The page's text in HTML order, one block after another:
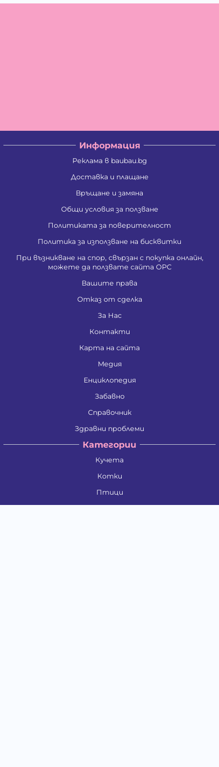
Информация
Реклама в baubau.bg
Доставка и плащане
Връщане и замяна
Общи условия за ползване
Политиката за поверителност
Политика за използване на бисквитки
При възникване на спор, свързан с покупка онлайн,
можете да ползвате сайта ОРС
Вашите права
Отказ от сделка
За Нас
Контакти
Карта на сайта
Медия
Енциклопедия
Забавно
Справочник
Здравни проблеми
Категории
Кучета
Котки
Птици